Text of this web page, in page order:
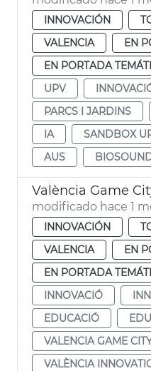
INNOVACIÓN
VALENCIA
EN
EN PORTADA
UPV
PARCS I JARDINS
IA
SANDBOX
AUS
modificado hace 1
INNOVACIÓN
VALENCIA
EN
EN PORTADA
INNOVACIÓ
EDUCACIÓ
VALENCIA GAME
VALÈNCIA